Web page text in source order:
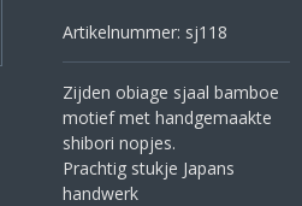
Artikelnummer: sj118
Zijden obiage sjaal bamboe
motief met handgemaakte
shibori nopjes.
Prachtig stukje Japans
handwerk